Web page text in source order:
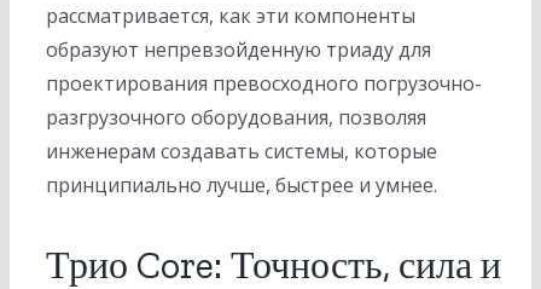
рассматривается, как эти компоненты
образуют непревзойденную триаду для
проектирования превосходного погрузочно-
разгрузочного оборудования, позволяя
инженерам создавать системы, которые
принципиально лучше, быстрее и умнее.
Трио Core: Точность, сила и